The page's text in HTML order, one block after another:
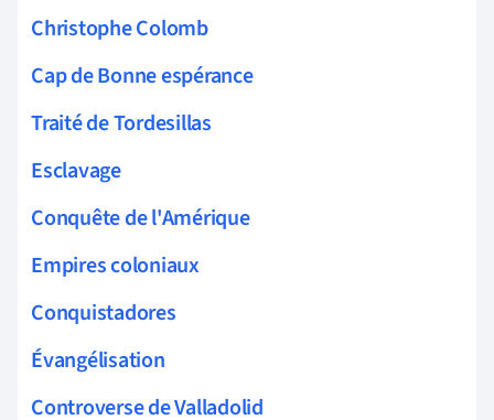
Christophe Colomb
Cap de Bonne espérance
Traité de Tordesillas
Esclavage
Conquête de l'Amérique
Empires coloniaux
Conquistadores
Évangélisation
Controverse de Valladolid